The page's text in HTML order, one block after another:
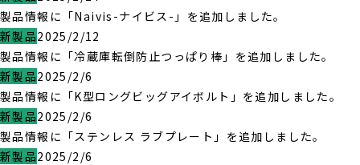
製品情報に「Naivis-ナイビス-」を追加しました。
新製品2025/2/12
製品情報に「冷蔵庫転倒防止つっぱり棒」を追加しました。
新製品2025/2/6
製品情報に「K型ロングビッグアイボルト」を追加しました。
新製品2025/2/6
製品情報に「ステンレス ラブプレート」を追加しました。
新製品2025/2/6